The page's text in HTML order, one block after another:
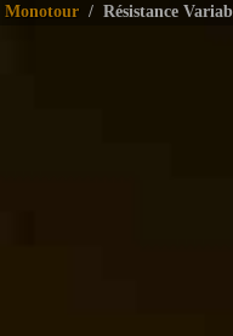
Monotour / Résistance